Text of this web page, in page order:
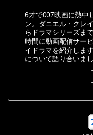
6才で007映画に熱中
ン。ダニエル・クレ
らドラマシリーズま
時間に動画配信サー
イドラマを紹介しま
について語り合いまし